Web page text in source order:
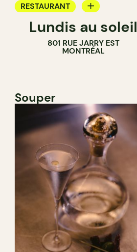
RESTAURANT
BAR À VIN
Lundis au soleil
801 RUE JARRY EST
MONTRÉAL
Souper